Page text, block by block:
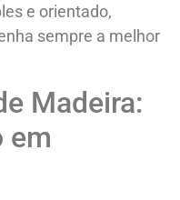
e orientado,
sempre a melhor
Madeira:
em